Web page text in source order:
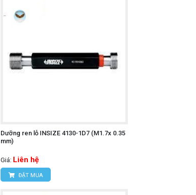
Dưỡng ren lỗ INSIZE 4130-1D7 (M1.7x 0.35
mm)
Giá: Liên hệ
ĐẶT MUA